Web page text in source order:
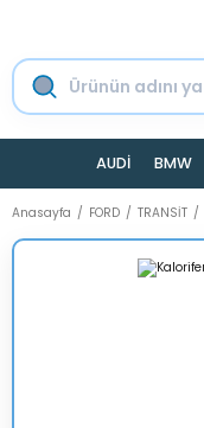
AUDİ BMW
Anasayfa FORD TRANSİT